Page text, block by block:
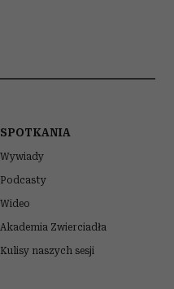
SPOTKANIA
Wywiady
Podcasty
Wideo
Akademia Zwierciadła
Kulisy naszych sesji